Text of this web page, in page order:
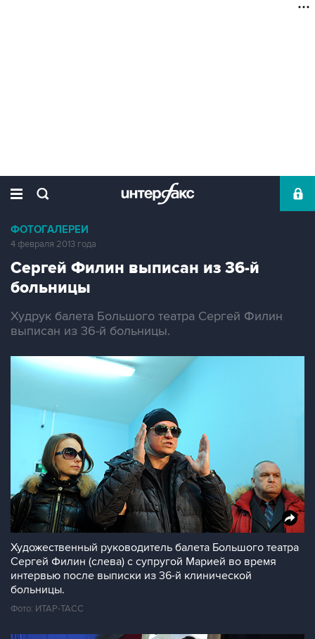
ФОТОГАЛЕРЕИ
4 февраля 2013 года
Сергей Филин выписан из 36-й
больницы
Худрук балета Большого театра Сергей Филин
выписан из 36-й больницы.
Художественный руководитель балета Большого театра
Сергей Филин (слева) с супругой Марией во время
интервью после выписки из 36-й клинической
больницы.
Фото: ИТАР-ТАСС